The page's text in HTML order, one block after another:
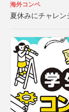
海外コンペ
夏休みにチャレ